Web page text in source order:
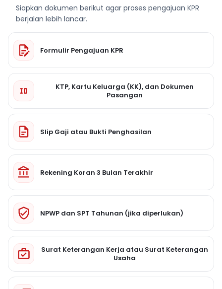
Siapkan dokumen berikut agar proses pengajuan KPR
berjalan lebih lancar.
Formulir Pengajuan KPR
KTP, Kartu Keluarga (KK), dan Dokumen
Pasangan
Slip Gaji atau Bukti Penghasilan
Rekening Koran 3 Bulan Terakhir
NPWP dan SPT Tahunan (jika diperlukan)
Surat Keterangan Kerja atau Surat Keterangan
Usaha